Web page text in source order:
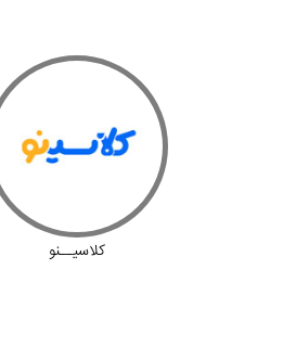
کلاسیــنو